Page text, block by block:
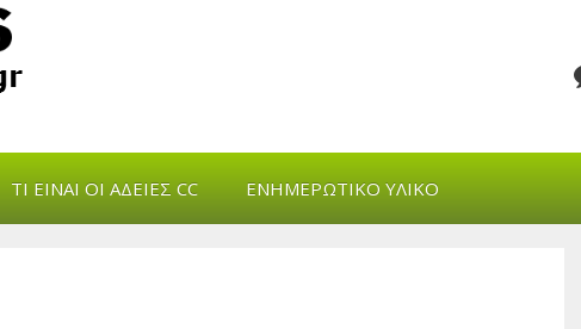
ΤΙ ΕΊΝΑΙ ΟΙ ΆΔΕΙΕΣ CC ΕΝΗΜΕΡΩΤΙΚΌ ΥΛΙΚΌ